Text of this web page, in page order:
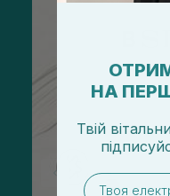
НА
Твій
email